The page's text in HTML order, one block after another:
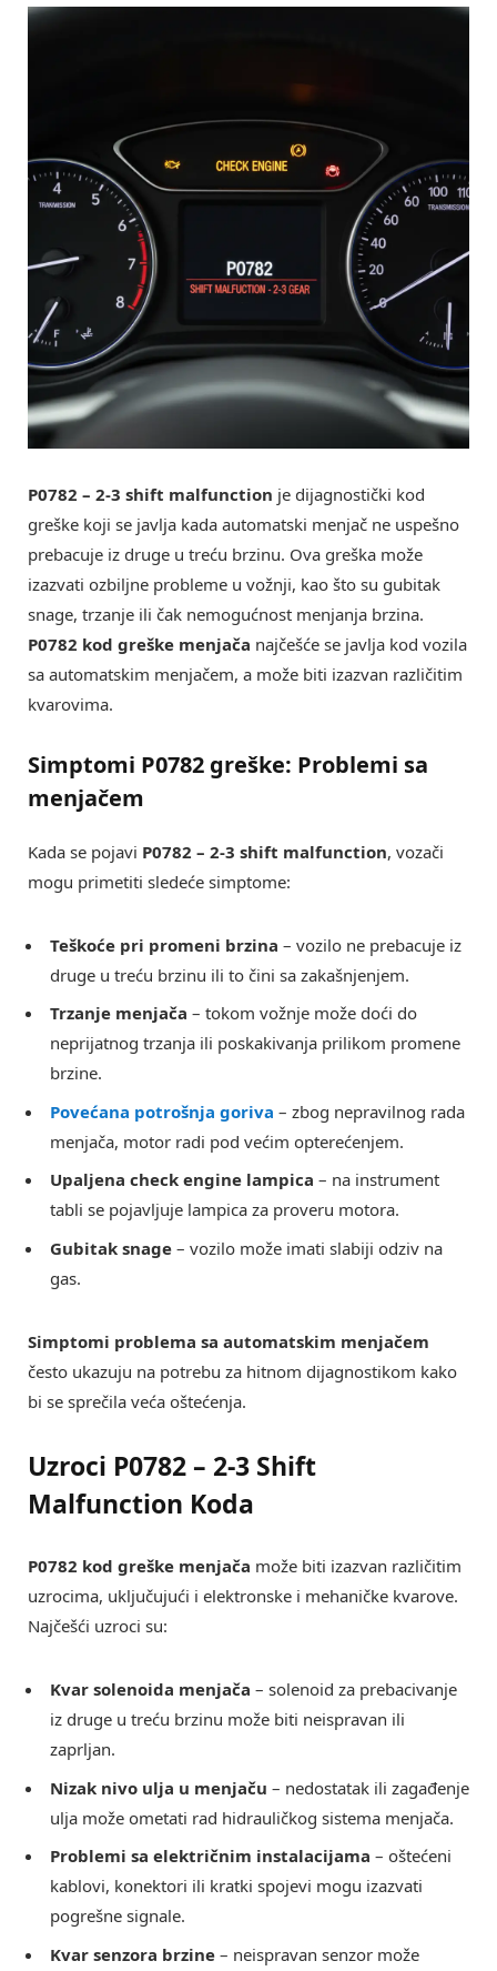
P0782 – 2-3 shift malfunction je dijagnostički kod
greške koji se javlja kada automatski menjač ne uspešno
prebacuje iz druge u treću brzinu. Ova greška može
izazvati ozbiljne probleme u vožnji, kao što su gubitak
snage, trzanje ili čak nemogućnost menjanja brzina.
P0782 kod greške menjača najčešće se javlja kod vozila
sa automatskim menjačem, a može biti izazvan različitim
kvarovima.
Simptomi P0782 greške: Problemi sa
menjačem
Kada se pojavi P0782 – 2-3 shift malfunction, vozači
mogu primetiti sledeće simptome:
Teškoće pri promeni brzina – vozilo ne prebacuje iz
druge u treću brzinu ili to čini sa zakašnjenjem.
Trzanje menjača – tokom vožnje može doći do
neprijatnog trzanja ili poskakivanja prilikom promene
brzine.
Povećana potrošnja goriva – zbog nepravilnog rada
menjača, motor radi pod većim opterećenjem.
Upaljena check engine lampica – na instrument
tabli se pojavljuje lampica za proveru motora.
Gubitak snage – vozilo može imati slabiji odziv na
gas.
Simptomi problema sa automatskim menjačem
često ukazuju na potrebu za hitnom dijagnostikom kako
bi se sprečila veća oštećenja.
Uzroci P0782 – 2-3 Shift
Malfunction Koda
P0782 kod greške menjača može biti izazvan različitim
uzrocima, uključujući i elektronske i mehaničke kvarove.
Najčešći uzroci su:
Kvar solenoida menjača – solenoid za prebacivanje
iz druge u treću brzinu može biti neispravan ili
zaprljan.
Nizak nivo ulja u menjaču – nedostatak ili zagađenje
ulja može ometati rad hidrauličkog sistema menjača.
Problemi sa električnim instalacijama – oštećeni
kablovi, konektori ili kratki spojevi mogu izazvati
pogrešne signale.
Kvar senzora brzine – neispravan senzor može